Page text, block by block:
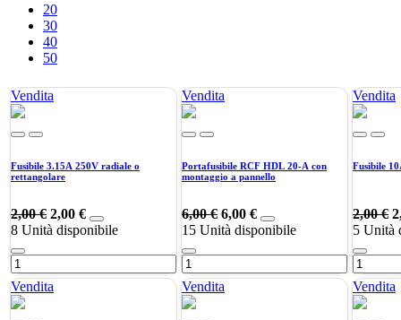
20
30
40
50
Vendita
Fusibile 3.15A 250V radiale o
rettangolare
2,00€ 2,00 €
8 Unità disponibile
Vendita
Portafusibile RCF HDL 20-A con
montaggio a pannello
6,00€ 6,00 €
15 Unità disponibile
Vendita
Fusibile
2,00€
5 Unità
Vendita Vendita Vendita